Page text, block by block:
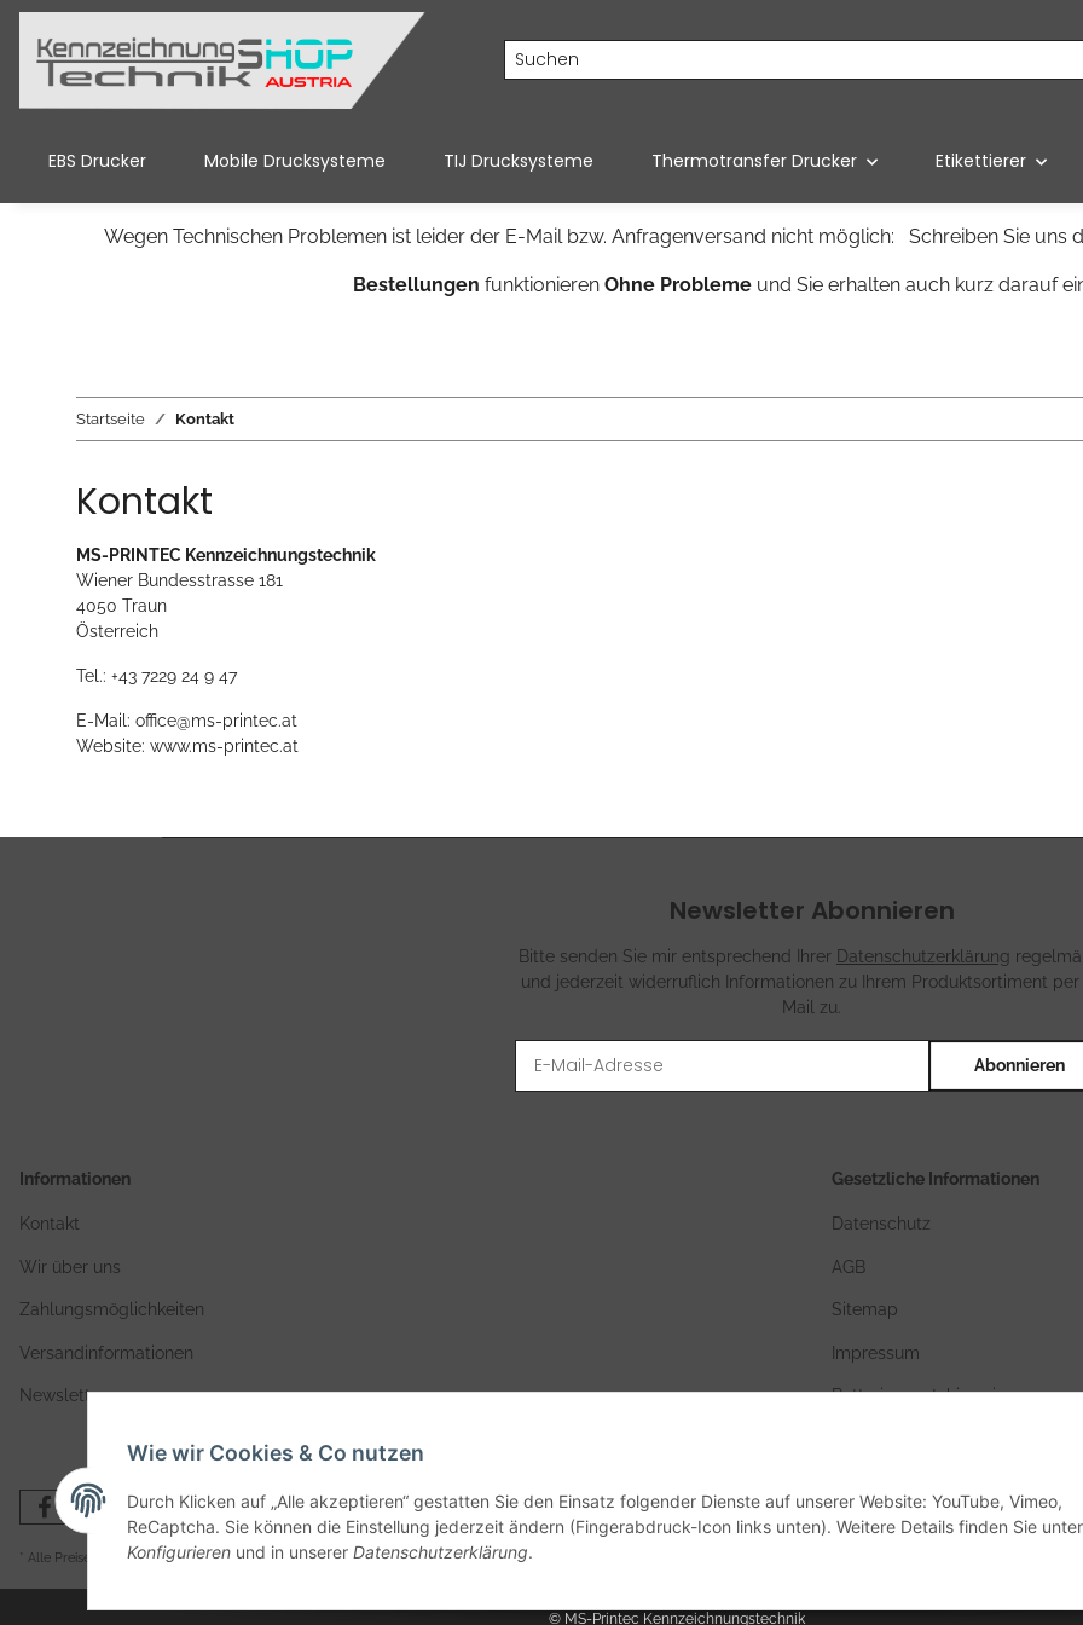
EBS Drucker Mobile Drucksysteme TIJ Drucksysteme Thermotransfer Drucker Etikettierer
Wegen Technischen Problemen ist leider der E-Mail bzw. Anfragenversand nicht möglich: Schreiben Sie uns
Bestellungen funktionieren Ohne Problemeund Sie erhalten auch kurz darauf
Startseite Kontakt
Kontakt
MS-PRINTEC Kennzeichnungstechnik
Wiener Bundesstrasse 181
4050 Traun
Österreich
Tel.: +43 7229 24 9 47
E-Mail: office@ms-printec.at
Website: www.ms-printec.at
Newsletter Abonnieren
Bitte senden Sie mir entsprechend Ihrer Datenschutzerklärung
und jederzeit widerruflich Informationen zu Ihrem Produktsortiment per
Mail zu.
Abonnieren
Informationen
Kontakt
Wir über uns
Zahlungsmöglichkeiten
Versandinformationen
Newsletter
Gesetzliche Informationen
Datenschutz
AGB
Sitemap
Impressum
Batteriegesetzhinweise
* Alle Preise zzgl. gesetzlicher USt., zzgl.Versand
© MS-Printec Kennzeichnungstechnik
Wie wir Cookies & Co nutzen
Durch Klicken auf „Alle akzeptieren“ gestatten Sie den Einsatz folgender Dienste auf unserer Website: YouTube, Vimeo,
ReCaptcha. Sie können die Einstellung jederzeit ändern (Fingerabdruck-Icon links unten). Weitere Details finden Sie unter
Konfigurieren und in unserer Datenschutzerklärung.